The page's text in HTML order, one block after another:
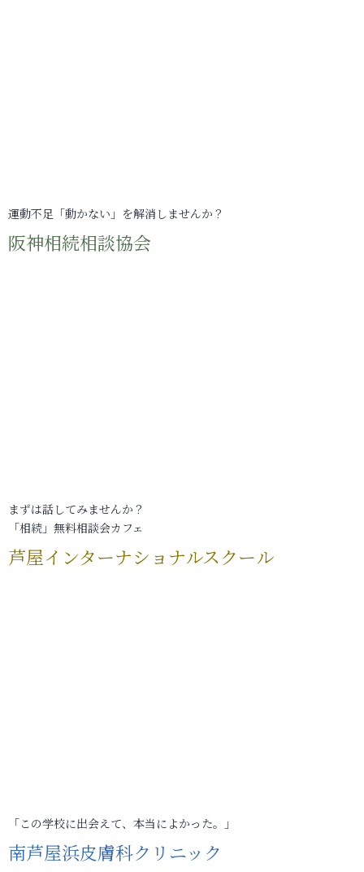
運動不足「動かない」を解消しませんか？
阪神相続相談協会
まずは話してみませんか？
「相続」無料相談会カフェ
芦屋インターナショナルスクール
「この学校に出会えて、本当によかった。」
南芦屋浜皮膚科クリニック